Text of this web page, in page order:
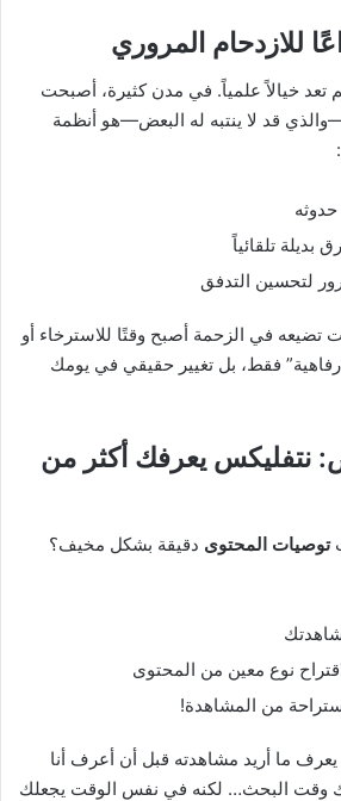
للازدحام المروري
تعد خيالاً علمياً. في مدن كثيرة، أصبحت
قد لا ينتبه له البعض—هو أنظمة
حدوثه
بديلة تلقائياً
لتحسين التدفق
في الزحمة أصبح وقتًا للاسترخاء أو
فقط، بل تغيير حقيقي في يومك
نتفليكس يعرفك أكثر من
توصيات المحتوى دقيقة بشكل مخيف؟
نوع معين من المحتوى
من المشاهدة!
يعرف ما أريد مشاهدته قبل أن أعرف أنا
وقت البحث… لكنه في نفس الوقت يجعلك